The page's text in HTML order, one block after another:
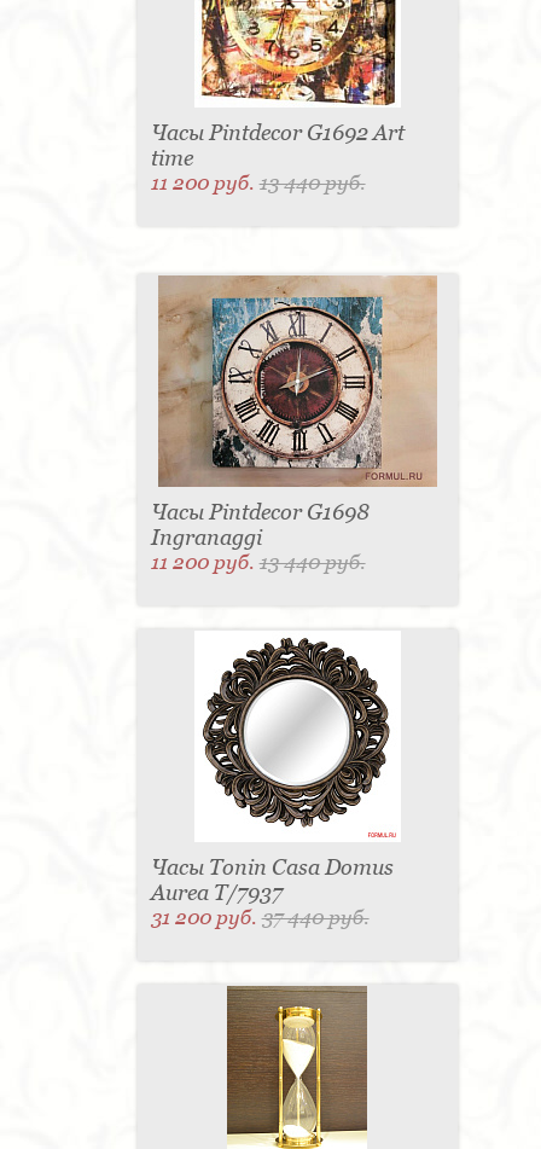
Часы Pintdecor G1692 Art
time
11 200 руб.13 440 руб.
Часы Pintdecor G1698
Ingranaggi
11 200 руб.13 440 руб.
Часы Tonin Casa Domus
Aurea T/7937
31 200 руб.37 440 руб.